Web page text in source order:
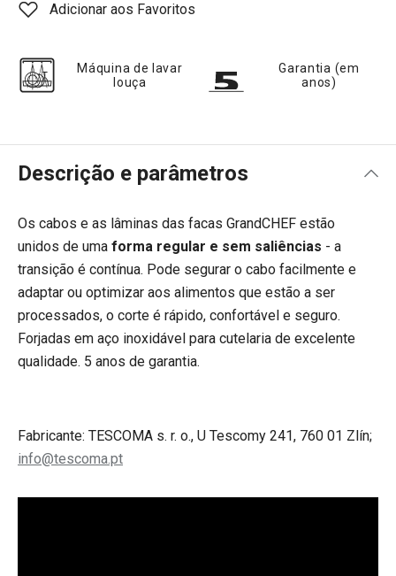
Adicionar aos Favoritos
Máquina de lavar
louça
Garantia (em
anos)
Descrição e parâmetros
Os cabos e as lâminas das facas GrandCHEF estão
unidos de uma forma regular e sem saliências - a
transição é contínua. Pode segurar o cabo facilmente e
adaptar ou optimizar aos alimentos que estão a ser
processados, o corte é rápido, confortável e seguro.
Forjadas em aço inoxidável para cutelaria de excelente
qualidade. 5 anos de garantia.
Fabricante: TESCOMA s. r. o., U Tescomy 241, 760 01 Zlín;
info@tescoma.pt